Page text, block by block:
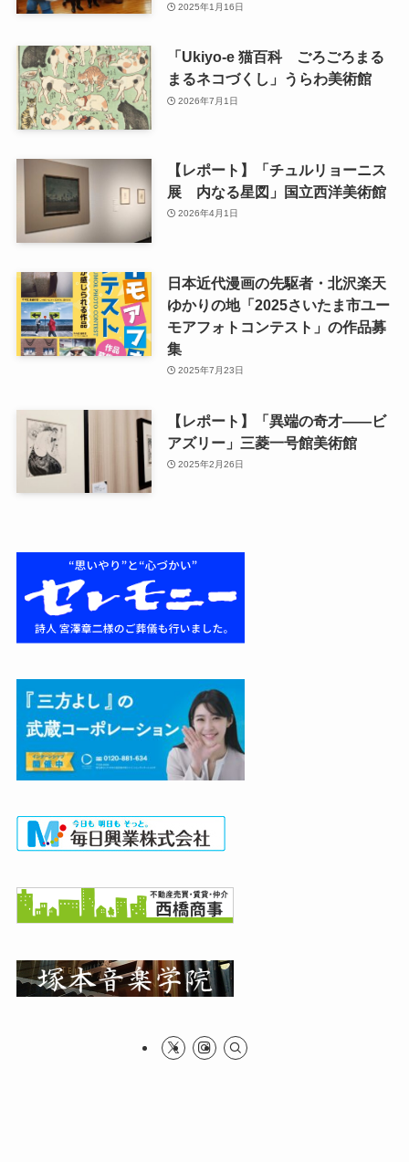
2025年1月16日
「Ukiyo-e 猫百科 ごろごろまる
まるネコづくし」うらわ美術館
2026年7月1日
【レポート】「チュルリョーニス
展 内なる星図」国立西洋美術館
2026年4月1日
日本近代漫画の先駆者・北沢楽天
ゆかりの地「2025さいたま市ユー
モアフォトコンテスト」の作品募
集
2025年7月23日
【レポート】「異端の奇才――ビ
アズリー」三菱一号館美術館
2025年2月26日